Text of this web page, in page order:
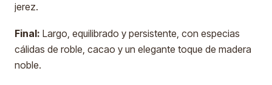
jerez.
Final: Largo, equilibrado y persistente, con especias
cálidas de roble, cacao y un elegante toque de madera
noble.